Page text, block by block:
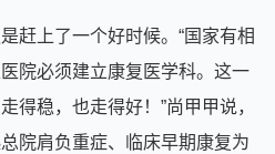
赶上了一个好时候。“国家有相
院必须建立康复医学科。这一
得稳，也走得好！”尚甲甲说，
院肩负重症、临床早期康复为